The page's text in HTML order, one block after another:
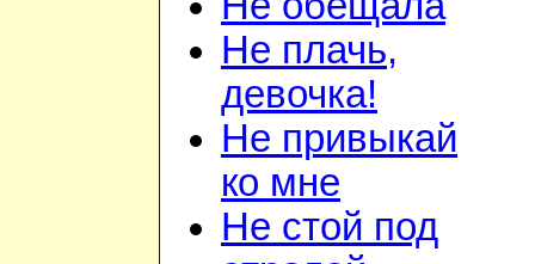
Не плачь,
девочка!
Не привыкай
ко мне
Не стой под